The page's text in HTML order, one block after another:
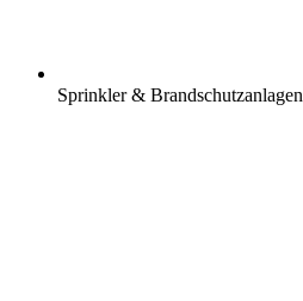
Sprinkler & Brandschutzanlagen